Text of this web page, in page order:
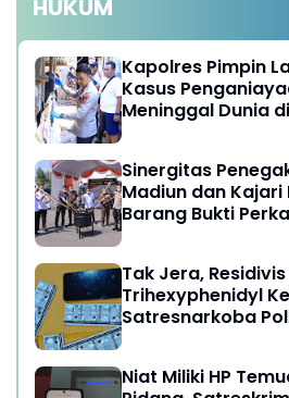
HUKUM
Kapolres Pimpin
Kasus
Meninggal Dunia
Sinergitas
Madiun dan Kajari
Barang Bukti
Tak Jera,
Trihexyphenidyl
Satresnarkoba
Niat Miliki HP